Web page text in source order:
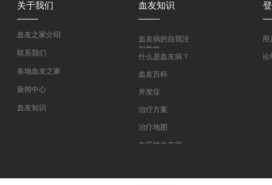
关于我们 血友知识
血友之家介绍
联系我们
各地血友之家
新闻中心
血友知识
血友病的自我注
射教学
什么是血友病？
血友百科
并发症
治疗方案
治疗地图
血管性血友病
用
论